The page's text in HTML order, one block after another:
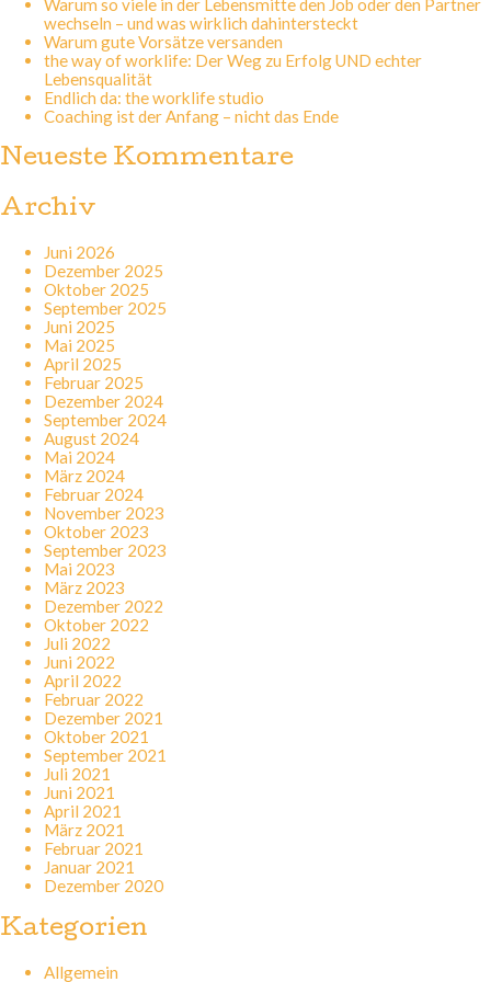
Warum so viele in der Lebensmitte den Job oder den Partner
wechseln – und was wirklich dahintersteckt
Warum gute Vorsätze versanden
the way of worklife: Der Weg zu Erfolg UND echter
Lebensqualität
Endlich da: the worklife studio
Coaching ist der Anfang – nicht das Ende
Neueste Kommentare
Archiv
Juni 2026
Dezember 2025
Oktober 2025
September 2025
Juni 2025
Mai 2025
April 2025
Februar 2025
Dezember 2024
September 2024
August 2024
Mai 2024
März 2024
Februar 2024
November 2023
Oktober 2023
September 2023
Mai 2023
März 2023
Dezember 2022
Oktober 2022
Juli 2022
Juni 2022
April 2022
Februar 2022
Dezember 2021
Oktober 2021
September 2021
Juli 2021
Juni 2021
April 2021
März 2021
Februar 2021
Januar 2021
Dezember 2020
Kategorien
Allgemein